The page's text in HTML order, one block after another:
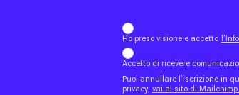
Ho preso visione e accetto
Accetto di ricevere
Puoi annullare l'iscrizione in
privacy, vai al sito di Mailchimp.